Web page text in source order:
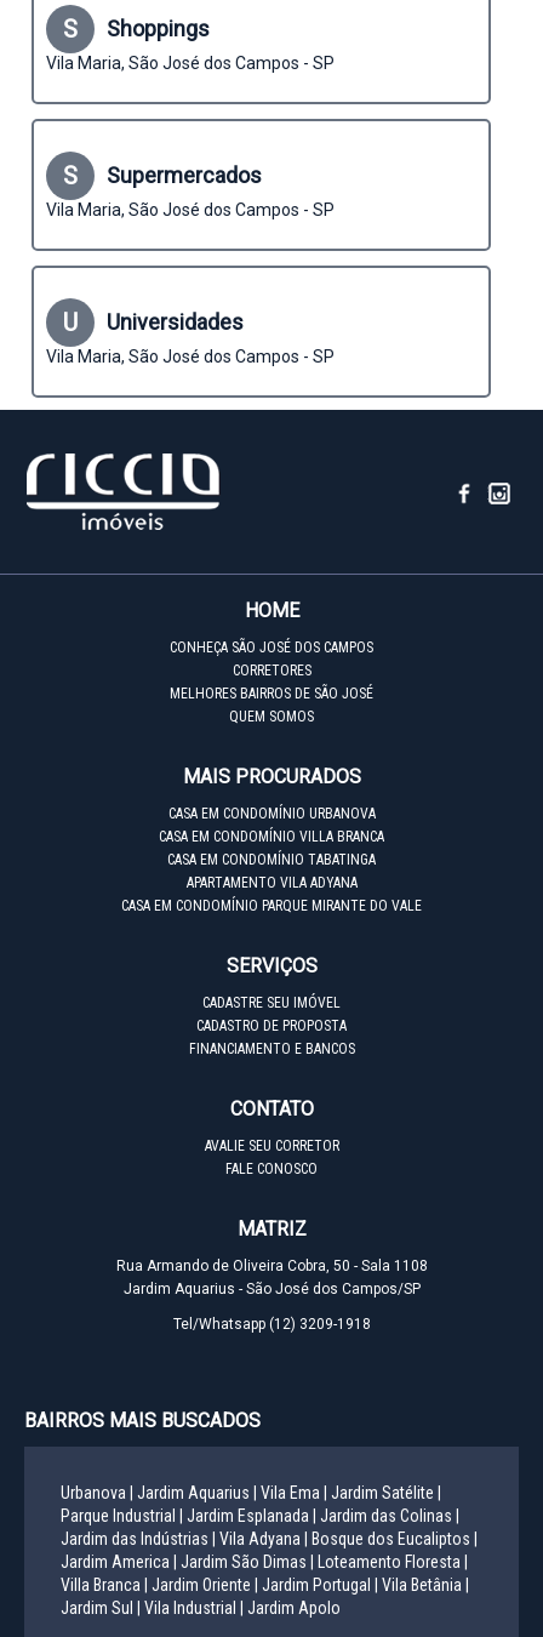
S Shoppings
Vila Maria, São José dos Campos - SP
S Supermercados
Vila Maria, São José dos Campos - SP
U Universidades
Vila Maria, São José dos Campos - SP
HOME
CONHEÇA SÃO JOSÉ DOS CAMPOS
CORRETORES
MELHORES BAIRROS DE SÃO JOSÉ
QUEM SOMOS
MAIS PROCURADOS
CASA EM CONDOMÍNIO URBANOVA
CASA EM CONDOMÍNIO VILLA BRANCA
CASA EM CONDOMÍNIO TABATINGA
APARTAMENTO VILA ADYANA
CASA EM CONDOMÍNIO PARQUE MIRANTE DO VALE
SERVIÇOS
CADASTRE SEU IMÓVEL
CADASTRO DE PROPOSTA
FINANCIAMENTO E BANCOS
CONTATO
AVALIE SEU CORRETOR
FALE CONOSCO
MATRIZ
Rua Armando de Oliveira Cobra, 50 - Sala 1108
Jardim Aquarius - São José dos Campos/SP
Tel/Whatsapp (12) 3209-1918
BAIRROS MAIS BUSCADOS
Urbanova | Jardim Aquarius | Vila Ema |
Jardim Satélite |
Parque Industrial |
Jardim Esplanada |
Jardim das Colinas |
Jardim das Indústrias |
Vila Adyana |
Bosque dos Eucaliptos |
Jardim America |
Jardim São Dimas |
Loteamento Floresta |
Villa Branca |
Jardim Oriente | Jardim Portugal |
Vila Betânia |
Jardim Sul |
Vila Industrial | Jardim Apolo